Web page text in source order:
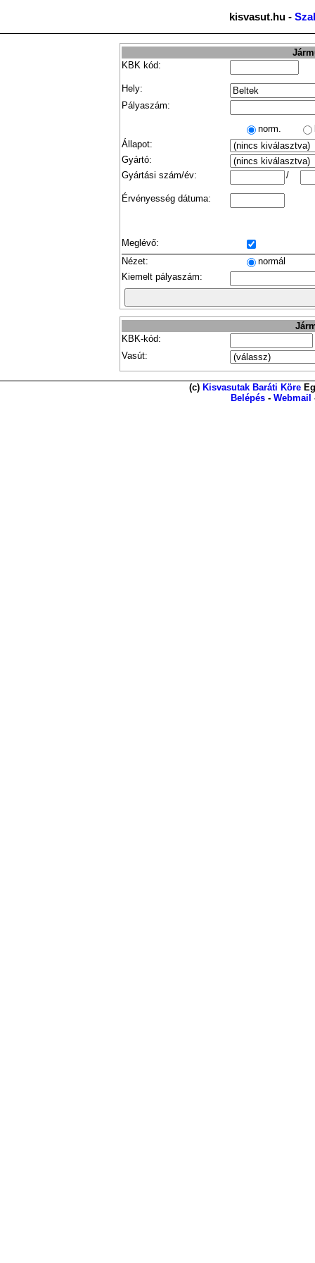
kisvasut.hu -
KBK kód:
Hely:
Pályaszám:
norm.
Állapot:
Gyártó:
Gyártási szám/év:
/
Érvényesség dátuma:
Meglévő:
Nézet:
normál
Kiemelt pályaszám:
KBK-kód:
Vasút:
(c) Kisvasutak Baráti Köre
Belépés - Webmail